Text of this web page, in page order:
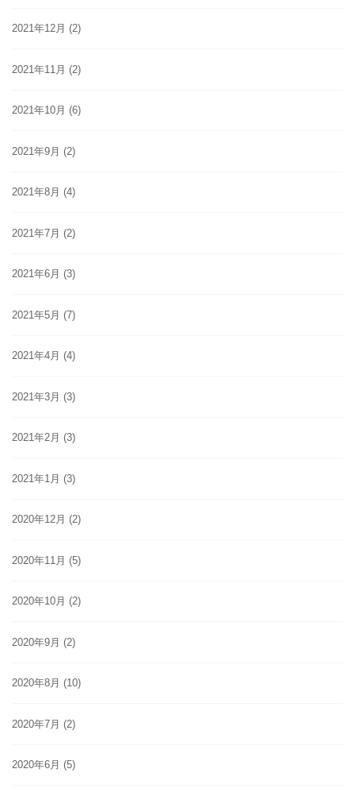
2021年12月 (2)
2021年11月 (2)
2021年10月 (6)
2021年9月 (2)
2021年8月 (4)
2021年7月 (2)
2021年6月 (3)
2021年5月 (7)
2021年4月 (4)
2021年3月 (3)
2021年2月 (3)
2021年1月 (3)
2020年12月 (2)
2020年11月 (5)
2020年10月 (2)
2020年9月 (2)
2020年8月 (10)
2020年7月 (2)
2020年6月 (5)